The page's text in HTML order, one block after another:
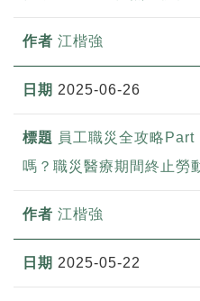
江楷強
2025-06-26
員工職災全攻略Part
嗎？職災醫療期間終止勞
江楷強
2025-05-22